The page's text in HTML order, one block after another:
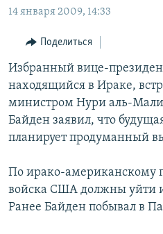
навигации
Вернутся
поиску
УЗБЕКИСТАН
ТАДЖИКИСТАН
НА ДРУГИХ ЯЗЫКАХ
ҚАЗАҚША
КЫРГЫЗЧА
ЎЗБЕКЧА
ТОҶИКӢ
TÜRKMENÇE
Все сайты РСЕ/РС
14 января 2009, 14:33
Поделиться
Избранный вице-
находящийся в Ираке,
министром Нури аль-
Байден заявил, что
планирует продуманный
По ирако-американскому
войска США должны уйти
Ранее Байден побывал в